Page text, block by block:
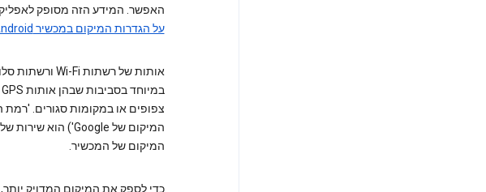
האפשר. המידע הזה מסופק
על הגדרות המיקום במכשיר Android
המיקום של המכשיר.